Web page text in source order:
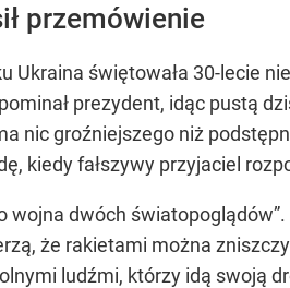
przemówienie
świętowała 30-lecie
prezydent, idąc pustą
nic groźniejszego niż
kiedy fałszywy przyjaciel
wojna dwóch
że rakietami można
ludźmi, którzy idą swoją